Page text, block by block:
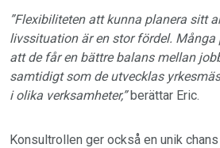
”Flexibiliteten att kunna planera sitt
livssituation är en stor fördel. Många
att de får en bättre balans mellan
samtidigt som de utvecklas
i olika verksamheter,”berättar Eric.
Konsultrollen ger också en unik